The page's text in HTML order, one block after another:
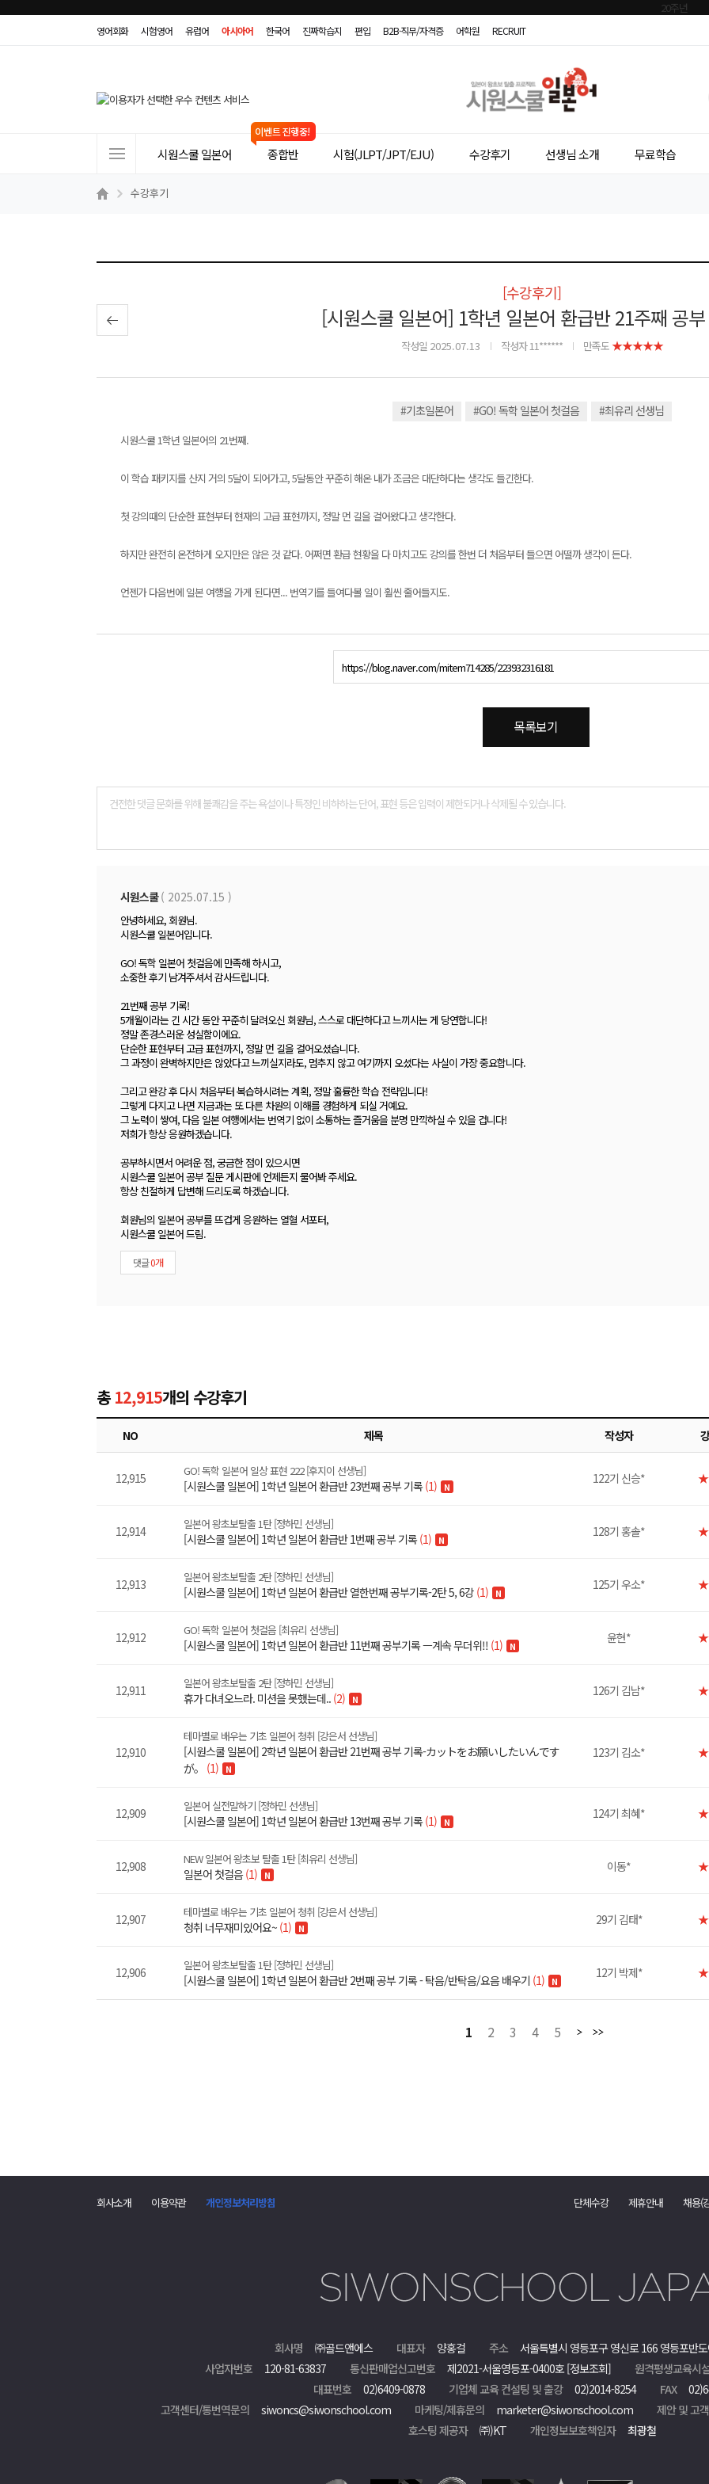
영어회화 시험영어 유럽어 아시아어 한국어 진짜학습지 편입 B2B·직무/자격증 어학원 RECRUIT
어
트
시원스쿨 일본어 종합반 시험(JLPT/JPT/EJU) 수강후기 선생님 소개 무료학습
수강후기
[수강후기]
[시원스쿨 일본어] 1학년 일본어 환급반 21주째 공
작성일 2025.07.13 작성자 11****** 만족도 ★★★★★
#기초일본어 #GO! 독학 일본어 첫걸음 #최유리 선생님
시원스쿨 1학년 일본어의 21번째.
이 학습 패키지를 산지 거의 5달이 되어가고, 5달동안 꾸준히 해온 내가 조금은 대단하다는 생각도 들긴한다.
첫 강의때의 단순한 표현부터 현재의 고급 표현까지, 정말 먼 길을 걸어왔다고 생각한다.
하지만 완전히 온전하게 오지만은 않은 것 같다. 어쩌면 환급 현황을 다 마치고도 강의를 한번 더 처음부터 들으면 어떨까 생각이 든다.
언젠가 다음번에 일본 여행을 가게 된다면... 번역기를 들여다볼 일이 훨씬 줄어들지도.
https://blog.naver.com/mitem714285/223932316181
목록보기
시원스쿨( 2025.07.15 )
안녕하세요, 회원님.
시원스쿨 일본어입니다.
GO! 독학 일본어 첫걸음에 만족해 하시고,
소중한 후기 남겨주셔서 감사드립니다.
21번째 공부 기록!
5개월이라는 긴 시간 동안 꾸준히 달려오신 회원님, 스스로 대단하다고 느끼시는 게 당연합니다!
정말 존경스러운 성실함이에요.
단순한 표현부터 고급 표현까지, 정말 먼 길을 걸어오셨습니다.
그 과정이 완벽하지만은 않았다고 느끼실지라도, 멈추지 않고 여기까지 오셨다는 사실이 가장 중요합니다.
그리고 완강 후 다시 처음부터 복습하시려는 계획, 정말 훌륭한 학습 전략입니다!
그렇게 다지고 나면 지금과는 또 다른 차원의 이해를 경험하게 되실 거예요.
그 노력이 쌓여, 다음 일본 여행에서는 번역기 없이 소통하는 즐거움을 분명 만끽하실 수 있을 겁니다!
저희가 항상 응원하겠습니다.
공부하시면서 어려운 점, 궁금한 점이 있으시면
시원스쿨 일본어 공부 질문 게시판에 언제든지 물어봐 주세요.
항상 친절하게 답변해 드리도록 하겠습니다.
회원님의 일본어 공부를 뜨겁게 응원하는 열혈 서포터,
시원스쿨 일본어 드림.
댓글0개
총 12,915개의 수강후기
NO 제목 작성자
12,915 GO! 독학 일본어 일상 표현 222 [후지이 선생님]
[시원스쿨 일본어] 1학년 일본어 환급반 23번째 공부 기록(1) N
122기 신승*
12,914 일본어 왕초보탈출 1탄 [정하민 선생님]
[시원스쿨 일본어] 1학년 일본어 환급반 1번째 공부 기록(1) N
128기 홍솔*
12,913 일본어 왕초보탈출 2탄 [정하민 선생님]
[시원스쿨 일본어] 1학년 일본어 환급반 열한번째 공부기록-2탄 5, 6강 (1) N
125기 우소*
12,912 GO! 독학 일본어 첫걸음 [최유리 선생님]
[시원스쿨 일본어] 1학년 일본어 환급반 11번째 공부기록 ㅡ계속 무더위!! (1) N
윤현*
12,911 일본어 왕초보탈출 2탄 [정하민 선생님]
휴가 다녀오느라. 미션을 못했는데.. (2) N
126기 김남*
12,910
테마별로 배우는 기초 일본어 청취 [강은서 선생님]
[시원스쿨 일본어] 2학년 일본어 환급반 21번째 공부 기록-カットをお願いしたいんです
が。 (1) N
123기 김소*
12,909 일본어 실전말하기 [정하민 선생님]
[시원스쿨 일본어] 1학년 일본어 환급반 13번째 공부 기록(1) N
124기 최혜*
12,908 NEW 일본어 왕초보 탈출 1탄 [최유리 선생님]
일본어 첫걸음(1) N
이동*
12,907 테마별로 배우는 기초 일본어 청취 [강은서 선생님]
청취 너무재미있어요~ (1) N
29기 김태*
12,906 일본어 왕초보탈출 1탄 [정하민 선생님]
[시원스쿨 일본어] 1학년 일본어 환급반 2번째 공부 기록 - 탁음/반탁음/요음 배우기 (1) N
12기 박제*
1 2 3 4 5
회사소개 이용약관 개인정보처리방침 단체수강 제휴안내 채용(
회사명 ㈜골드앤에스 대표자 양홍걸 주소
서울특별시 영등포구 영신로 166 영등포반
사업자번호
120-81-63837 통신판매업신고번호 제2021-서울영등포-0400호 [정보조회] 원격평생교육시
대표번호
02)6409-0878 기업체 교육 컨설팅 및 출강 02)2014-8254 FAX
고객센터/통번역문의
siwoncs@siwonschool.com 마케팅/제휴문의 marketer@siwonschool.com 제안 및 고
호스팅 제공자
㈜)KT 개인정보보호책임자 최광철